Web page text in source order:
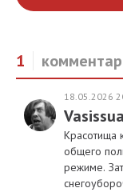
1
18.05.2026
Красотища
общего
режиме.